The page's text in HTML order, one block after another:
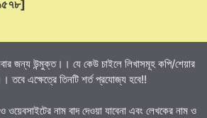
জন্য উন্মুক্ত।। যে কেউ চাইলে লিখাসমূহ কপি/শেয়ার
তবে এক্ষেত্রে তিনটি শর্ত প্রযোজ্য হবে!!
নাম বাদ দেওয়া যাবেনা এবং লেখকের নাম ও